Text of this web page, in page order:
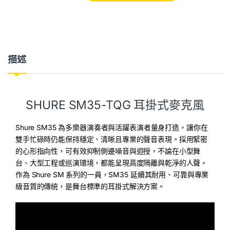
描述
SHURE SM35-TQG 耳掛式麥克風
Shure SM35 為多樂器演奏者與活躍表演者量身打造，讓你在
雙手忙碌時仍能保持穩定、清晰且專業的聲音表現。採用緊密
的心形指向性，可有效抑制側邊噪音與迴授，不論在小型舞
台、大型工程或巡演環境，都能呈現高度隔離與乾淨的人聲。
作為 Shure SM 系列的一員，SM35 延續其耐用、可靠與專業
級音質的傳統，是舞台標準的耳掛式解決方案。